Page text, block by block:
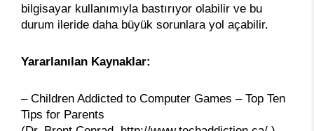
bilgisayar kullanımıyla bastırıyor olabilir ve bu
durum ileride daha büyük sorunlara yol açabilir.
Yararlanılan Kaynaklar:
– Children Addicted to Computer Games – Top Ten
Tips for Parents